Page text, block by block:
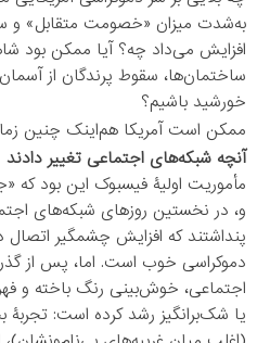
به‌شدت میزان «خصومت متقابل»
افزایش می‌داد چه؟ آیا ممکن بود
ساختمان‌ها، سقوط پرندگان از
خورشید باشیم؟
ممکن است آمریکا هم‌اینک چنین
آنچه شبکه‌های اجتماعی تغییر دادند
مأموریت اولیۀ فیسبوک این بود که
و، در نخستین روزهای شبکه‌های
پنداشتند که افزایش چشمگیر
دموکراسی خوب است. اما، پس از
اجتماعی، خوش‌بینی رنگ باخته و
یا شک‌برانگیز رشد کرده است: